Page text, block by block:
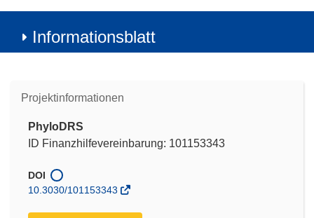
Informationsblatt
Projektinformationen
PhyloDRS
ID Finanzhilfevereinbarung: 101153343
DOI
10.3030/101153343